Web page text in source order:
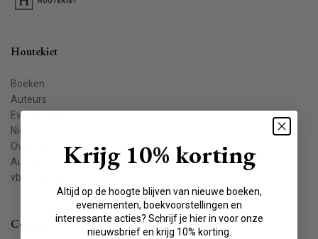
Houtekiet
Boeken
Auteurs
Evenementen
Nieuws
Over ons
Auteur worden
vbkbelgie.be
Contact
Krijg 10% korting
Altijd op de hoogte blijven van nieuwe boeken,
evenementen, boekvoorstellingen en
interessante acties? Schrijf je hier in voor onze
nieuwsbrief en krijg 10% korting.